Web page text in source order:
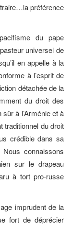
préférence
du pape
universel de
en appelle à la
à l’esprit de
détachée de la
du droit des
à l’Arménie et à
traditionnel du droit
crédible dans sa
Nous connaissons
sur le drapeau
à tort pro-russe
imprudent de la
fort de déprécier